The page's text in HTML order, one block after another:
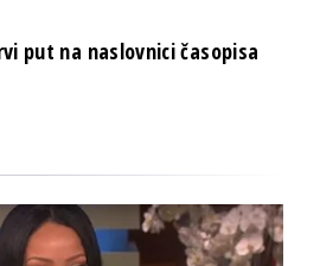
put na naslovnici časopisa